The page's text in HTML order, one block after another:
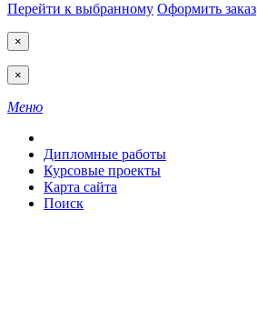
Перейти к выбранному Оформить заказ
×
×
Меню
Дипломные работы
Курсовые проекты
Карта сайта
Поиск